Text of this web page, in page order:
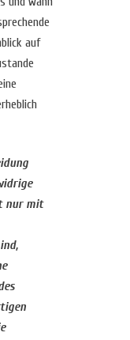
auf
nur mit